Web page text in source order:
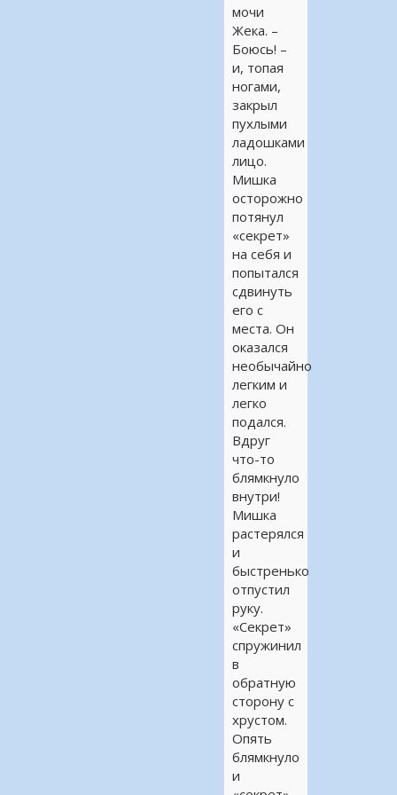
мочи
Жека. –
Боюсь! –
и, топая
ногами,
закрыл
пухлыми
ладошками
лицо.
Мишка
осторожно
потянул
«секрет»
на себя и
попытался
сдвинуть
его с
места. Он
оказался
необычайно
легким и
легко
подался.
Вдруг
что-то
блямкнуло
внутри!
Мишка
растерялся
и
быстренько
отпустил
руку.
«Секрет»
спружинил
в
обратную
сторону с
хрустом.
Опять
блямкнуло
и